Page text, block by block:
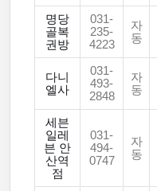
명당
골복
권방
031-
235-
4223
자
동
다니
엘사
031-
493-
2848
자
동
세븐
일레
븐 안
산역
점
031-
494-
0747
자
동